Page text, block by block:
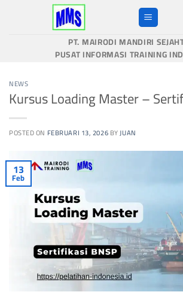
PT. MAIRODI MANDIRI
PUSAT INFORMASI TRAINING
NEWS
Kursus Loading Master –
POSTED ON FEBRUARI 13, 2026BYJUAN
13
Feb